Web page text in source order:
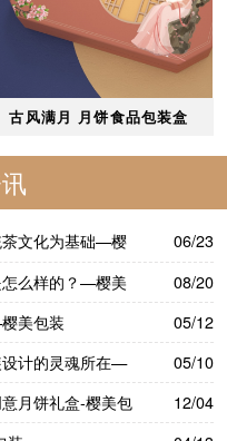
古风满月 月饼食品包装盒
茶文化为基础—樱
06/23
怎么样的？—樱美
08/20
美包装
05/12
设计的灵魂所在—
05/10
月饼礼盒-樱美包
12/04